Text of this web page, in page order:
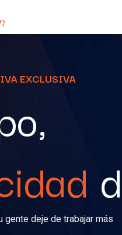
EXCLUSIVA
gente deje de trabajar más